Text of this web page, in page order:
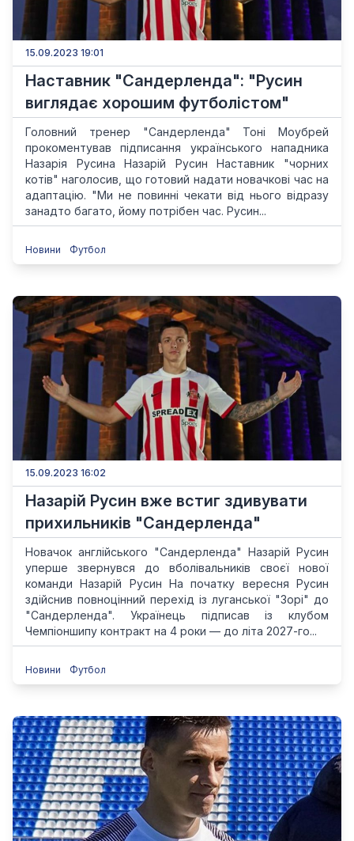
15.09.2023 19:01
Наставник "Сандерленда": "Русин
виглядає хорошим футболістом"
Головний тренер "Сандерленда" Тоні Моубрей
прокоментував підписання українського нападника
Назарія Русина Назарій Русин Наставник "чорних
котів" наголосив, що готовий надати новачкові час на
адаптацію. "Ми не повинні чекати від нього відразу
занадто багато, йому потрібен час. Русин...
Новини Футбол
15.09.2023 16:02
Назарій Русин вже встиг здивувати
прихильників "Сандерленда"
Новачок англійського "Сандерленда" Назарій Русин
уперше звернувся до вболівальників своєї нової
команди Назарій Русин На початку вересня Русин
здійснив повноцінний перехід із луганської "Зорі" до
"Сандерленда". Українець підписав із клубом
Чемпіоншипу контракт на 4 роки — до літа 2027-го...
Новини Футбол